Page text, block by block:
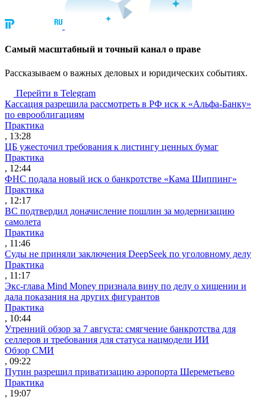
Cамый масштабный и точный канал о праве
Рассказываем о важных деловых и юридических событиях.
Перейти в Telegram
Кассация разрешила рассмотреть в РФ иск к «Альфа-Банку»
по еврооблигациям
Практика
, 13:28
ЦБ ужесточил требования к листингу ценных бумаг
Практика
, 12:44
ФНС подала новый иск о банкротстве «Кама Шиппинг»
Практика
, 12:17
ВС подтвердил доначисление пошлин за модернизацию
самолета
Практика
, 11:46
Суды не приняли заключения DeepSeek по уголовному делу
Практика
, 11:17
Экс-глава Mind Money признала вину по делу о хищении и
дала показания на других фигурантов
Практика
, 10:44
Утренний обзор за 7 августа: смягчение банкротства для
селлеров и требования для статуса нацмодели ИИ
Обзор СМИ
, 09:22
Путин разрешил приватизацию аэропорта Шереметьево
Практика
, 19:07